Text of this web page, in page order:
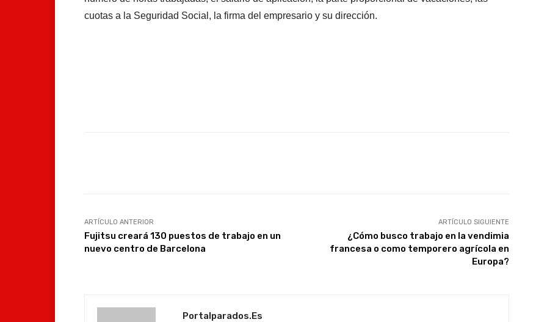
cuotas a la Seguridad Social, la firma del empresario y su dirección.
ARTÍCULO ANTERIOR
Fujitsu creará 130 puestos de trabajo en un
nuevo centro de Barcelona
ARTÍCULO SIGUIENTE
¿Cómo busco trabajo en la vendimia
francesa o como temporero agrícola en
Europa?
Portalparados.es